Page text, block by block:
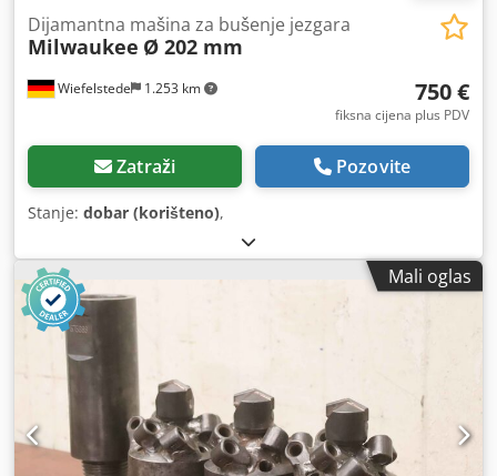
Wiefelstede 1.253 km
Dijamantna mašina za bušenje jezgara
Milwaukee Ø 202 mm
750 €
fiksna cijena plus PDV
Zatraži Pozovite
Stanje: dobar (korišteno),
Mali oglas